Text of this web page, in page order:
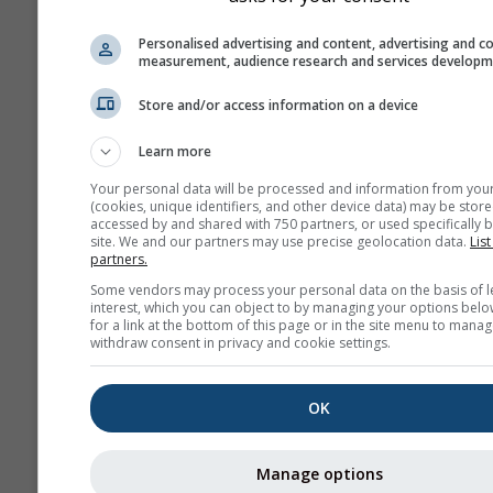
Фон
С фонова снимка
С фонов цвят
Без фон: Тъмен
Без фон: Светъл
Personalised advertising and content, advertising and
measurement, audience research and services
Store and/or access information on a device
Learn more
Your personal data will be processed and information from
(cookies, unique identifiers, and other device data) may be
accessed by and shared with 750 partners, or used specifically
site. We and our partners may use precise geolocation data.
partners.
Some vendors may process your personal data on the basis of
interest, which you can object to by managing your options
for a link at the bottom of this page or in the site menu to
withdraw consent in privacy and cookie settings.
OK
Manage options